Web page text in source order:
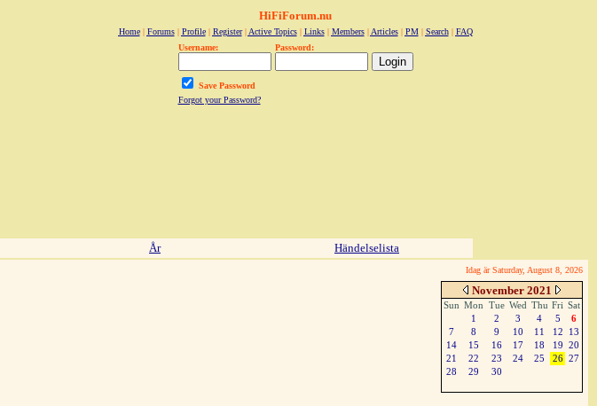
HiFiForum.nu
Home| Forums| Profile| Register| Active Topics| Links| Members| Articles| PM| Search| FAQ
Username:
Password:
Save Password
Forgot your Password?
År Händelselista
Idag är Saturday, August 8, 2026
November 2021
Sun Mon Tue Wed Thu Fri Sat
1
2 3 4 5
6
7
8 9 10 11 12
13
14
15 16 17 18 19 20
21
22 23 24 25 26 27
28
29 30